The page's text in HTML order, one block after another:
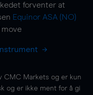
forventer at
Equinor ASA (NO)
move
CMC Markets og er kun
og er ikke ment for å gi